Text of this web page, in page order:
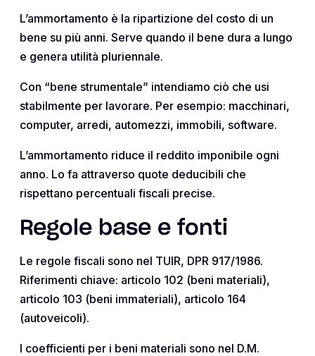
L’ammortamento è la ripartizione del costo di un
bene su più anni. Serve quando il bene dura a lungo
e genera utilità pluriennale.
Con “bene strumentale” intendiamo ciò che usi
stabilmente per lavorare. Per esempio: macchinari,
computer, arredi, automezzi, immobili, software.
L’ammortamento riduce il reddito imponibile ogni
anno. Lo fa attraverso quote deducibili che
rispettano percentuali fiscali precise.
Regole base e fonti
Le regole fiscali sono nel TUIR, DPR 917/1986.
Riferimenti chiave: articolo 102 (beni materiali),
articolo 103 (beni immateriali), articolo 164
(autoveicoli).
I coefficienti per i beni materiali sono nel D.M.